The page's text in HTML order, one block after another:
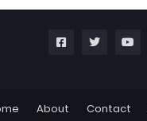
About Contact